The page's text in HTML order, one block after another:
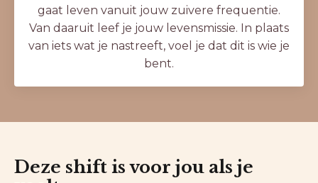
gaat leven vanuit jouw zuivere frequentie.
Van daaruit leef je jouw levensmissie. In plaats
van iets wat je nastreeft, voel je dat dit is wie je
bent.
Deze shift is voor jou als je